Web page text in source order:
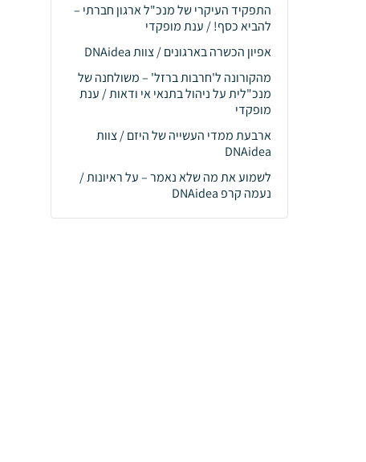
התפקיד העיקרי של מנכ"ל ארגון חברתי –
להביא כסף! / ענת מופקדי
אפיון הכשרה בארגונים / צוות DNAidea
מהקורונה ל'חרבות ברזל' – משולחנה של
מנכ"לית על ניהול בתנאי אי ודאות / ענת
מופקדי
ארבעת ממדי העשייה של היזם / צוות
DNAidea
לשמוע את מה שלא נאמר – על ראיונות /
נעמה קרפ DNAidea